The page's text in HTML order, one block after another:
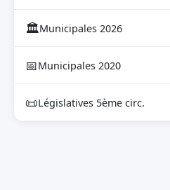
🏛Municipales 2026
📅Municipales 2020
📜Législatives 5ème circ.